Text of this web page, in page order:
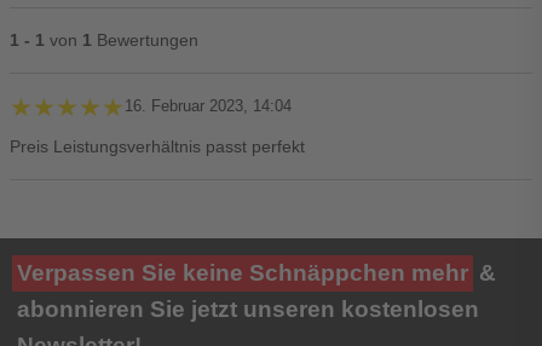
1 - 1 von 1 Bewertungen
★★★★★
★★★★★ 16. Februar 2023, 14:04
Preis Leistungsverhältnis passt perfekt
Ihre Bewertung**
★★★★★
Verpassen Sie keine Schnäppchen mehr &
abonnieren Sie jetzt unseren kostenlosen